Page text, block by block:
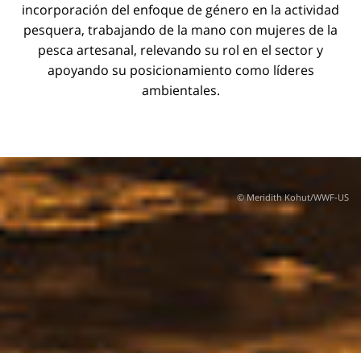
incorporación del enfoque de género en la actividad
pesquera, trabajando de la mano con mujeres de la
pesca artesanal, relevando su rol en el sector y
apoyando su posicionamiento como líderes
ambientales.
© Meridith Kohut/WWF-US